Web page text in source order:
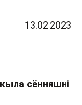
13.02.2023
сённяшні